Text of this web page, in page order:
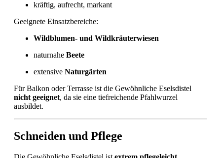
kräftig, aufrecht, markant
Geeignete Einsatzbereiche:
Wildblumen- und Wildkräuterwiesen
naturnahe Beete
extensive Naturgärten
Für Balkon oder Terrasse ist die Gewöhnliche Eselsdistel
nicht geeignet, da sie eine tiefreichende Pfahlwurzel
ausbildet.
Schneiden und Pflege